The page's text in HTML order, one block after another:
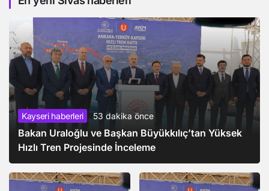
Kayseri haberleri 53 dakika önce
Bakan Uraloğlu ve Başkan Büyükkılıç’tan Yüksek
Hızlı Tren Projesinde İnceleme